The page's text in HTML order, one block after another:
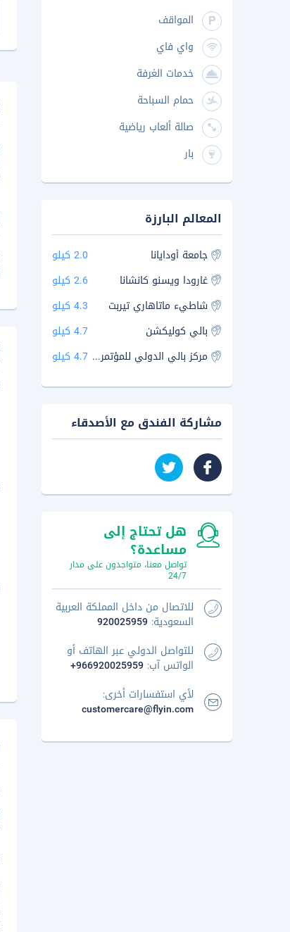
المواقف
واي فاي
خدمات الغرفة
حمام السباحة
صالة ألعاب رياضية
بار
المعالم البارزة
جامعة أودايانا
2.0 كيلو
غارودا ويسنو كانشانا
2.6 كيلو
شاطيء ماتاهاري تيربت
4.3 كيلو
بالي كوليكشن
4.7 كيلو
مركز بالي الدولي للمؤتمرات 4.7 كيلو
مشاركة الفندق مع الأصدقاء
هل تحتاج إلى
مساعدة؟
تواصل معنا، متواجدون على مدار
24/7
للاتصال من داخل المملكة العربية
السعودية: 920025959
للتواصل الدولي عبر الهاتف أو
الواتس آب: +966920025959
لأي استفسارات أخرى:
customercare@flyin.com